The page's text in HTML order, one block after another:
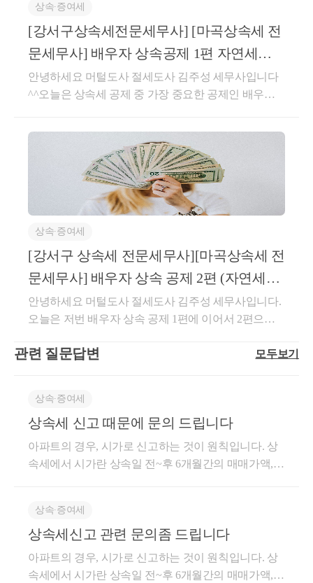
동거주택
대해서 문의해주시면 신속,정확하게 친절히 설명해드
리겠습니다.naver.mehttps://open.kakao.com/o/gL55goKd
회계컨설팅 김주성세무사 양도/상속/증여 상담방open.
kakao.com
[상증통 20-18 ···1②] 장애인공제=1천만원 *기대여명
의 연수장애인공제 요건은?① 상속개시일 현재 상속
동거가족(피상속인의 재산으로 생계를 유지하는 직계
존비속(배우자의 직계존비속 포함)및 형제자매를 말
함)중에 장애인이 있는 경우에 장애인 공제 대상이 됩
복지법 2조에 따른 장애인에 해당하는 경우로서, 상속
개시일 이후에 해당 상속인이 같은법 32조 1항에 따라
등록하고,이에 따라 상속세 신고를 한 경우 장애인 공
제가 가능 합니다. [재산 -0978,2020.12.08]② 상속인이
아닌 동거가족의 경우 피상속인이 사실상 부양하고 있
던 장애인일것[상증통 20-18 ···1①]-상속개시일 당시에
사실상 동거하지 않거나 사실상 부양하지 않았다면 장
애인공제를 받을수 없습니다.③ 해당 장애인이 실제
재산을 상속받지 않아도 가능합니다-상속인이 상속포
기를 한 경우에도 장애인공제는 가능합니다. [상증통2
0-18···1②]④ 장애인증명서등을 납세지 관할세무서에
제출 해야합니다-국가유공자 등 예우 및 지원에 관한
복지법에 따른 장애인 등록증을 교부받은 사람인 경우
갈음 할수 있습니다.★상속개시일 현재 장애자로 확인
장애자 증명서를 제출하더라도 상속공제가 가능합니
다. ★[ 상속46014-274,2002,10.18]★ 장애인공제는 배
우자공제,자녀공제,미성년자공제,연로자공제와 중복
애인은 다음 각 호의 어느 하나에 해당하는 자로 한다.
(2018.2.13. 개정)-장애인 복지법 32조에 따라 등록한 장
애인으로서 장애인 복지법 시행령 별표 1(장애인의 종
류및 기준)의 지체 장애인,뇌병변 장애인,시각 장애인,
상속∙증여세
[강서구상속세전문세무사] [마곡상속세 전
문세무사] 배우자 상속공제 1편 자연세무
회계컨설팅
안녕하세요 머털도사 절세도사 김주성 세무사입니다
^^오늘은 상속세 공제 중 가장 중요한 공제인 배우자
명할 것이 많아서 1편, 2편으로 나누어서 설명드리겠
습니다.배우자 상속공제 요건은?① 피상속인은 상속
개시일 현재 거주자 이어야 합니다.-비거주자의 사망
시에는 배우자 상속공제를 적용받지 못합니다.[심사20
00-0025,2000.06.09]② 민법상 혼인관계에 있는 배우자
이어야 합니다.- 사실혼의 경우 배우자 공제가 안됩니
다.-증여 당시에는배우자이나 상속 당시 배우자가 아
닌 경우 배우자 공제가 적용되지 않습니다.➡️ 상속개
속인이 아닌 배우자에게 5년 이내에 증여한 것은 상속
재산에 합산되어 과세 되며 배우자 공제는 적용하지
않습니다. [서울행법2011구합 563, 2010.10.28]-상속개
우 배우자 상속 공제를 배제합니다.[재산2013-228,201
데 주민등록상 처로 등록되어 있더라도 가족관계등록
이 아니면 배우자 공제를 받을 수 없습니다.[조심 2008
중 3100,2009.04.17]③ 상속개시일 현재 배우자가 생존
해 있어야 합니다.- 부부가 동시에 사망했다면(민법상
다. [상증통 13-0...2]- 부부가 동시사망이 아닌 순차 사
망시 순차 사망의 명백한 반증이 있는 경우 나중에 사
우자 상속 공제를 적용받을 수 있습니다. 그리고 나중
상속∙증여세
[강서구 상속세 전문세무사][마곡상속세 전
문세무사] 배우자 상속 공제 2편 (자연세무
회계컨설팅)
안녕하세요 머털도사 절세도사 김주성 세무사입니다.
오늘은 저번 배우자 상속 공제 1편에 이어서 2편으로
드리겠습니다.배우자 상속 공제 계산 산식은?배우자
[㈎, ㈏]㈎ =(법정상속인에게 귀속되는 상속재산가액
(주 1)*민법상 배우자의 법정상속 비율(주 2)) - 배우자
가 당초 증여받은 사전증여재산의 증여세 과세표준㈏
30억 원-(주 1)① 배우자가 실제 상속받은 금액이란 법
과금·채무) - (상속인이 아닌 수유자가 유증 등을 받은
재산) - (비과세 ·과세가액불산입재산)을 의미합니다.-
을 가정하여 계산한 배우자의 법정상속분을 의미합니
관련 질문답변 모두보기
상속∙증여세
상속세 신고 때문에 문의 드립니다
아파트의 경우, 시가로 신고하는 것이 원칙입니다. 상
속세에서 시가란 상속일 전~후 6개월간의 매매가액,
억원의 일괄공제를 적용받을 수 있습니다. 또한, 피상
속인과 10년 이상 거주하셨고 무주택자라면 동거주택
상속공제 최대 6억을 공제받을 수 있습니다. 일괄공제
5억 + 금융재산공제 2,000만원 + 장례비공제 최소 500
상속∙증여세
상속세신고 관련 문의좀 드립니다
아파트의 경우, 시가로 신고하는 것이 원칙입니다. 상
속세에서 시가란 상속일 전~후 6개월간의 매매가액,